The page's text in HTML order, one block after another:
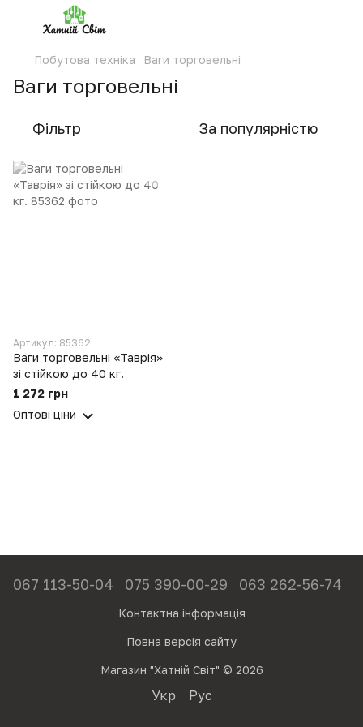
Побутова техніка Ваги торговельні
Ваги торговельні
Фільтр За популярністю
Артикул: 85362
Ваги торговельні «Таврія»
зі стійкою до 40 кг.
1 272 грн
Оптові ціни
067 113-50-04 075 390-00-29 063 262-56-74
Контактна інформація
Повна версія сайту
Магазин "Хатній Світ" © 2026
Укр Рус